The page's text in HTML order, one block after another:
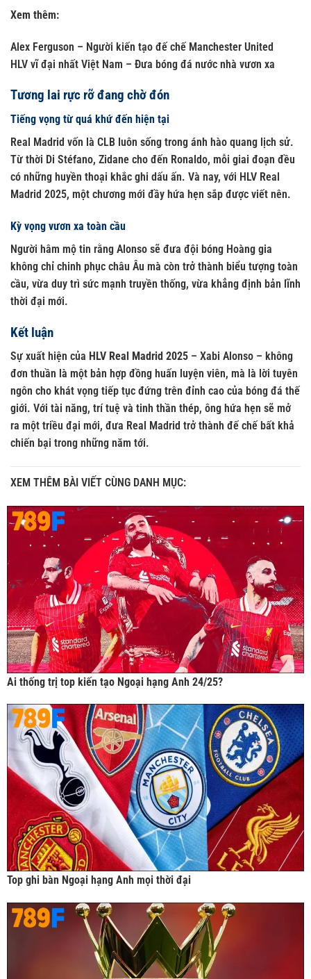
Xem thêm:
Alex Ferguson – Người kiến tạo đế chế Manchester United
HLV vĩ đại nhất Việt Nam – Đưa bóng đá nước nhà vươn xa
Tương lai rực rỡ đang chờ đón
Tiếng vọng từ quá khứ đến hiện tại
Real Madrid vốn là CLB luôn sống trong ánh hào quang lịch sử.
Từ thời Di Stéfano, Zidane cho đến Ronaldo, mỗi giai đoạn đều
có những huyền thoại khắc ghi dấu ấn. Và nay, với HLV Real
Madrid 2025, một chương mới đầy hứa hẹn sắp được viết nên.
Kỳ vọng vươn xa toàn cầu
Người hâm mộ tin rằng Alonso sẽ đưa đội bóng Hoàng gia
không chỉ chinh phục châu Âu mà còn trở thành biểu tượng toàn
cầu, vừa duy trì sức mạnh truyền thống, vừa khẳng định bản lĩnh
thời đại mới.
Kết luận
Sự xuất hiện của HLV Real Madrid 2025 – Xabi Alonso – không
đơn thuần là một bản hợp đồng huấn luyện viên, mà là lời tuyên
ngôn cho khát vọng tiếp tục đứng trên đỉnh cao của bóng đá thế
giới. Với tài năng, trí tuệ và tinh thần thép, ông hứa hẹn sẽ mở
ra một triều đại mới, đưa Real Madrid trở thành đế chế bất khả
chiến bại trong những năm tới.
XEM THÊM BÀI VIẾT CÙNG DANH MỤC:
Ai thống trị top kiến tạo Ngoại hạng Anh 24/25?
Top ghi bàn Ngoại hạng Anh mọi thời đại